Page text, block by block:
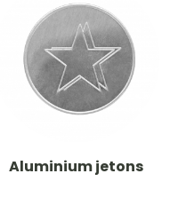
Aluminium jetons